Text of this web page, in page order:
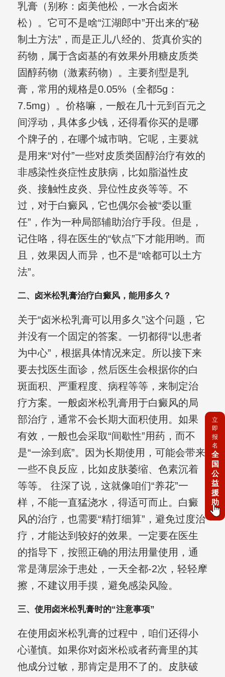
乳膏（别称：卤美他松，一水合卤米
松）。它可不是啥“江湖郎中”开出来的“秘
制土方法”，而是正儿八经的、货真价实的
药物，属于含卤基的有效果外用糖皮质类
固醇药物（激素药物）。主要剂型是乳
膏，常用的规格是0.05%（全都5g：
7.5mg）。价格嘛，一般在几十元到百元之
间浮动，具体多少钱，还得看你买的是哪
个牌子的，在哪个城市呐。它呢，主要就
是用来“对付”一些对皮质类固醇治疗有效的
非感染性炎症性皮肤病，比如脂溢性皮
炎、接触性皮炎、异位性皮炎等等。不
过，对于白癜风，它也偶尔会被“委以重
任”，作为一种局部辅助治疗手段。但是，
记住咯，得在医生的“钦点”下才能用哟。而
且，效果因人而异，也不是“啥都可以土方
法”。
二、卤米松乳膏治疗白癜风，能用多久？
关于“卤米松乳膏可以用多久”这个问题，它
并没有一个固定的答案。一切都得“以患者
为中心”，根据具体情况来定。所以接下来
要去找医生面诊，然后医生会根据你的白
斑面积、严重程度、病程等等，来制定治
疗方案。一般卤米松乳膏用于白癜风的局
部治疗，通常不会长期大面积使用。如果
有效，一般也会采取“间歇性”用药，而不
是“一涂到底”。因为长期使用，可能会带来
一些不良反应，比如皮肤萎缩、色素沉着
等等。 往深了说，这就像咱们“养花”一
样，不能一直猛浇水，得适可而止。白癜
风的治疗，也需要“精打细算”，避免过度治
疗，才能达到较好的效果。一定要在医生
的指导下，按照正确的用法用量使用，通
常是薄层涂于患处，一天全都-2次，轻轻摩
擦，不建议用手摸，避免感染风险。
三、使用卤米松乳膏时的“注意事项”
在使用卤米松乳膏的过程中，咱们还得小
心谨慎。如果你对卤米松或者药膏里的其
他成分过敏，那肯定是用不了的。皮肤破
立
即
报
名
全
国
公
益
援
助